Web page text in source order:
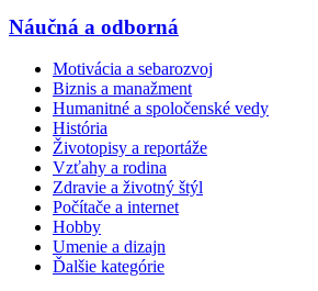
Náučná a odborná
Motivácia a sebarozvoj
Biznis a manažment
Humanitné a spoločenské vedy
História
Životopisy a reportáže
Vzťahy a rodina
Zdravie a životný štýl
Počítače a internet
Hobby
Umenie a dizajn
Ďalšie kategórie